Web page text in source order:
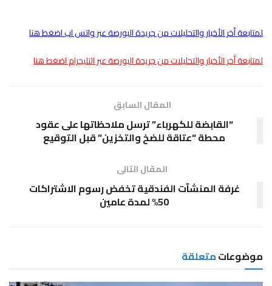
لمتابعة أخر الأخبار والتحليلات من جريدة البورصة عبر واتس اب اضغط هنا
لمتابعة أخر الأخبار والتحليلات من جريدة البورصة عبر التليجرام اضغط هنا
المقال السابق
“القابضة للكهرباء” ترسل ملاحظاتها على عقود
محطة “عتاقة للضخ والتخزين” قبل التوقيع
المقال التالى
غرفة المنشآت الفندقية تخفض رسوم الاشتراكات
50% لمدة عامين
موضوعاتمتعلقة